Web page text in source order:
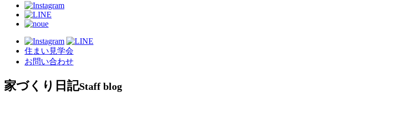
住まい見学会
お問い合わせ
家づくり日記Staff blog